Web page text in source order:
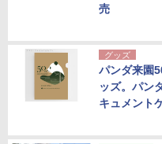
売
グッズ
パンダ来園
ッズ。パン
キュメント